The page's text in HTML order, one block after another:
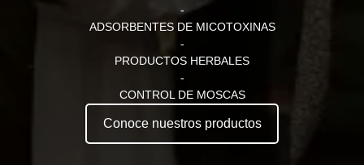
-
ADSORBENTES DE MICOTOXINAS
-
PRODUCTOS HERBALES
-
CONTROL DE MOSCAS
Conoce nuestros productos